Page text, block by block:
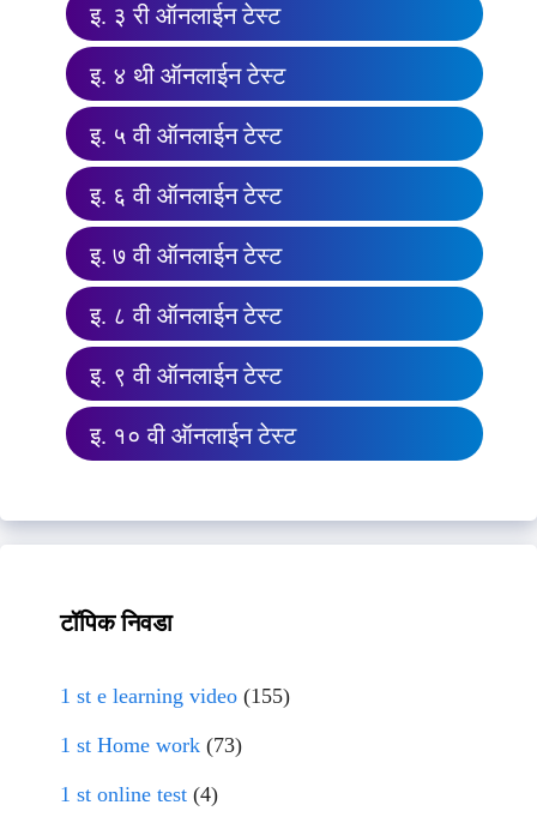
इ. ३ री ऑनलाईन टेस्ट
इ. ४ थी ऑनलाईन टेस्ट
इ. ५ वी ऑनलाईन टेस्ट
इ. ६ वी ऑनलाईन टेस्ट
इ. ७ वी ऑनलाईन टेस्ट
इ. ८ वी ऑनलाईन टेस्ट
इ. ९ वी ऑनलाईन टेस्ट
इ. १० वी ऑनलाईन टेस्ट
टॉपिक निवडा
1 st e learning video (155)
1 st Home work (73)
1 st online test (4)